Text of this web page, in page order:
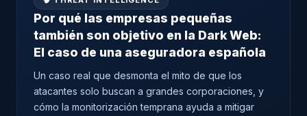
Por qué las empresas pequeñas
también son objetivo en la Dark Web:
El caso de una aseguradora española
Un caso real que desmonta el mito de que los
atacantes solo buscan a grandes corporaciones, y
cómo la monitorización temprana ayuda a mitigar